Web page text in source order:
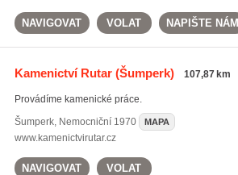
NAVIGOVAT VOLAT NAPIŠTE NÁM
Kamenictví Rutar(Šumperk) 107,87 km
Provádíme kamenické práce.
Šumperk, Nemocniční 1970 MAPA
www.kamenictvirutar.cz
NAVIGOVAT
VOLAT